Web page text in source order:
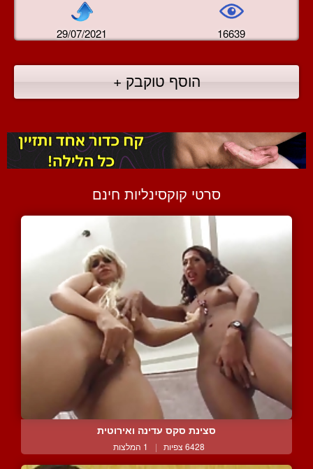
29/07/2021 16639
הוסף טוקבק +
סרטי קוקסינליות חינם
סצינת סקס עדינה ואירוטית
6428 צפיות | 1 המלצות